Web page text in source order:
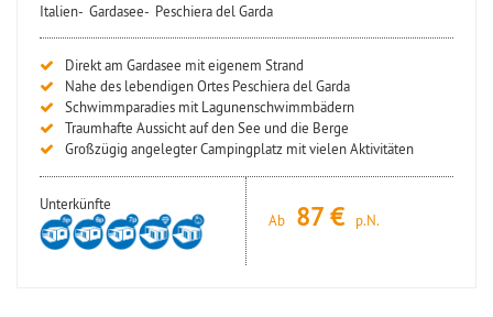
Italien- Gardasee- Peschiera del Garda
Direkt am Gardasee mit eigenem Strand
Nahe des lebendigen Ortes Peschiera del Garda
Schwimmparadies mit Lagunenschwimmbädern
Traumhafte Aussicht auf den See und die Berge
Großzügig angelegter Campingplatz mit vielen Aktivitäten
Unterkünfte
Ab
87 p.N.